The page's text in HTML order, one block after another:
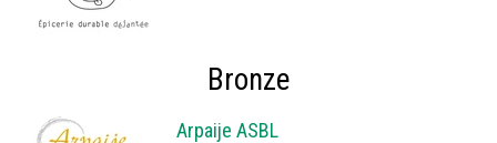
Bronze
Arpaije ASBL